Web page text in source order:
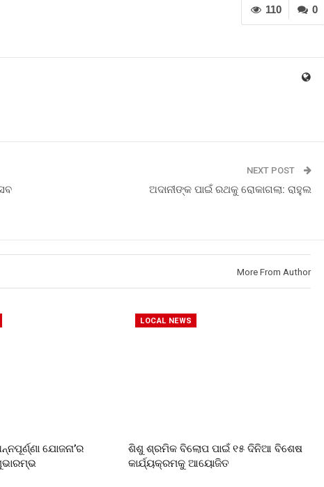
0
110
NEXT POST
ଅଦାନୀଙ୍କ ପାଇଁ ରଥକୁ ରୋକାଗଲା: ରାହୁଲ
More From Author
ଯୋଜନା’ର
LOCAL NEWS
ଶିଶୁ ଶ୍ରମିକ ବିଲୋପ ପାଇଁ ୧୫ ଦିନିଆ ବିଶେଷ
କାର୍ଯ୍ୟକ୍ରମକୁ ଆୟୋଜିତ